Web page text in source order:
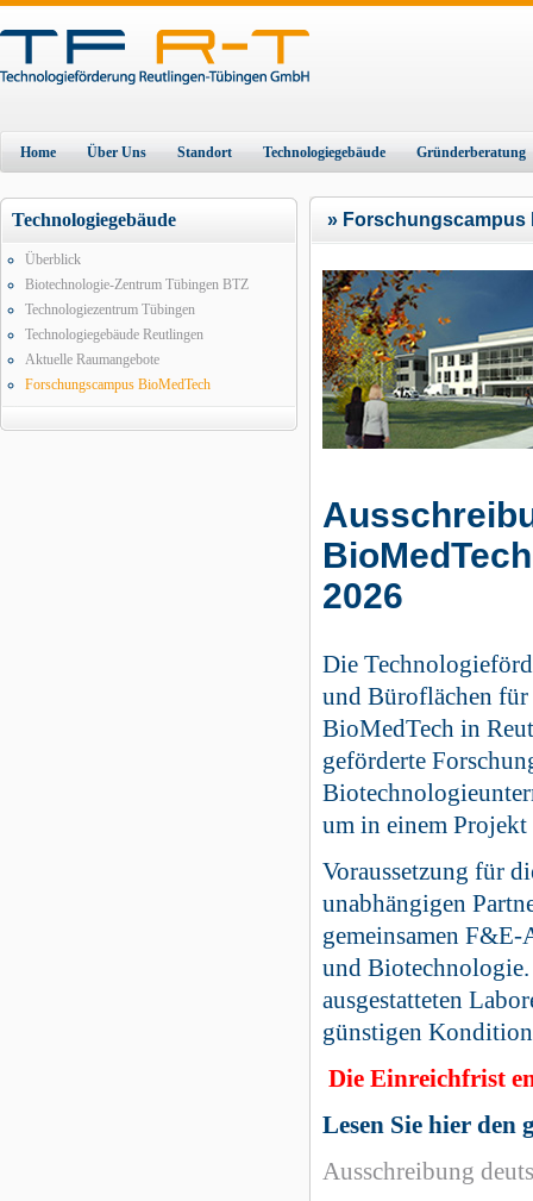
Home Über Uns Standort Technologiegebäude Gründerberatung
Technologiegebäude
Überblick
Biotechnologie-Zentrum Tübingen BTZ
Technologiezentrum Tübingen
Technologiegebäude Reutlingen
Aktuelle Raumangebote
Forschungscampus BioMedTech
» Forschungscampus
2026
Die
und Büroflächen für
BioMedTech in
geförderte
um in einem Projekt
Voraussetzung für
unabhängigen
gemeinsamen
und
ausgestatteten
günstigen
Die Einreichfrist
Lesen Sie hier den
Ausschreibung